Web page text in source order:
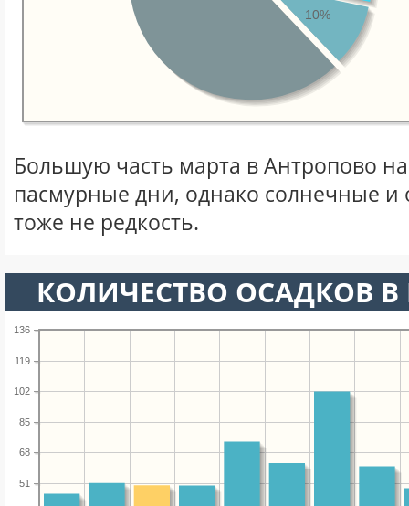
10%
Большую часть марта в Антропово
пасмурные дни, однако солнечные
тоже не редкость.
КОЛИЧЕСТВО ОСАДКОВ
51
68
85
102
119
136